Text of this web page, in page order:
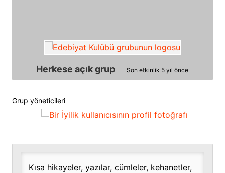
Herkese açık grup Son etkinlik 5 yıl önce
Grup
Grup yöneticileri
Kısa hikayeler, yazılar, cümleler, kehanetler,